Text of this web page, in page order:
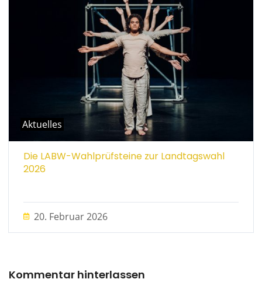
Aktuelles
Die LABW-Wahlprüfsteine zur Landtagswahl
2026
20. Februar 2026
Kommentar hinterlassen